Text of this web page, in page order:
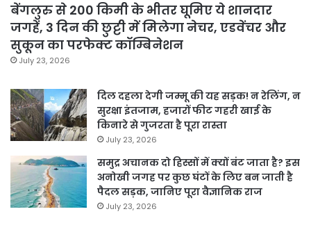
बेंगलुरु से 200 किमी के भीतर घूमिए ये शानदार
जगहें, 3 दिन की छुट्टी में मिलेगा नेचर, एडवेंचर और
सुकून का परफेक्ट कॉम्बिनेशन
July 23, 2026
दिल दहला देगी जम्मू की यह सड़क! न रेलिंग, न
सुरक्षा इंतजाम, हजारों फीट गहरी खाई के
किनारे से गुजरता है पूरा रास्ता
July 23, 2026
समुद्र अचानक दो हिस्सों में क्यों बंट जाता है? इस
अनोखी जगह पर कुछ घंटों के लिए बन जाती है
पैदल सड़क, जानिए पूरा वैज्ञानिक राज
July 23, 2026